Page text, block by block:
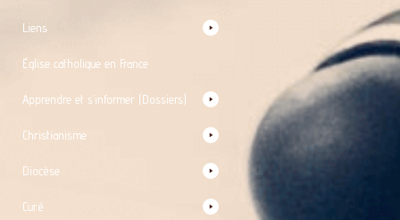
Liens
Église catholique en France
Apprendre et s’informer (Dossiers)
Christianisme
Diocèse
Curé